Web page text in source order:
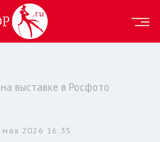
выставке в Росфото
мая 2026 16:35